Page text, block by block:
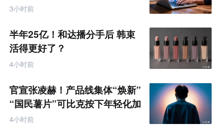
3小时前
半年25亿！和达播分手后 韩束
活得更好了？
4小时前
官宣张凌赫！产品线集体“焕新”
“国民薯片”可比克按下年轻化加
速键
4小时前